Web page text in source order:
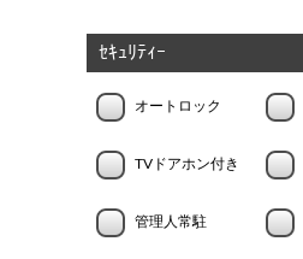
ｾｷｭﾘﾃｨｰ
オートロック
TVドアホン付き
管理人常駐